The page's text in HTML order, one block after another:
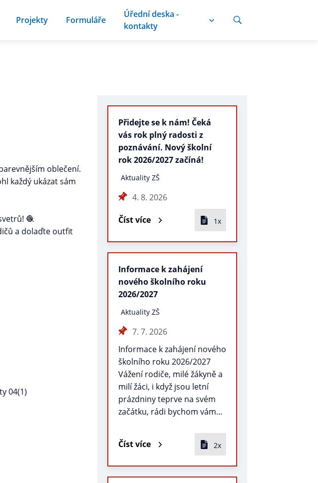
Projekty Formuláře
Úřední deska -
kontakty
oblečení.
každý ukázat sám
🧶
a dolaďte outfit
Přidejte se k nám! Čeká
vás rok plný radosti z
poznávání. Nový školní
rok 2026/2027 začíná!
Aktuality ZŠ
4. 8. 2026
Číst více 1x
Informace k zahájení
nového školního roku
2026/2027
Aktuality ZŠ
7. 7. 2026
Informace k zahájení nového
školního roku 2026/2027
Vážení rodiče, milé žákyně a
milí žáci, i když jsou letní
prázdniny teprve na svém
začátku, rádi bychom vám…
Číst více 2x